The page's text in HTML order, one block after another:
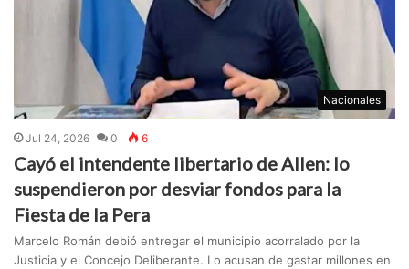
Nacionales
Jul 24, 2026 0 6
Cayó el intendente libertario de Allen: lo
suspendieron por desviar fondos para la
Fiesta de la Pera
Marcelo Román debió entregar el municipio acorralado por la
Justicia y el Concejo Deliberante. Lo acusan de gastar millones en